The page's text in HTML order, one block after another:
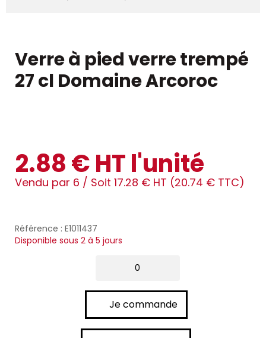
Verre à pied verre trempé
27 cl Domaine Arcoroc
2.88 € HT l'unité
Vendu par 6 / Soit 17.28 € HT (20.74 € TTC)
Référence : E1011437
Disponible sous 2 à 5 jours
Je commande